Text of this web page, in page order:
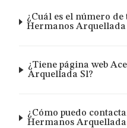
¿Cuál es el número
Hermanos Arquellada
¿Tiene página web
Arquellada Sl?
¿Cómo puedo
Hermanos Arquellada